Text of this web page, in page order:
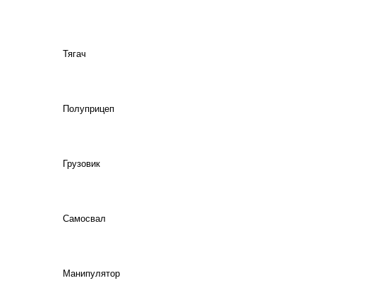
Тягач
Полуприцеп
Грузовик
Самосвал
Манипулятор